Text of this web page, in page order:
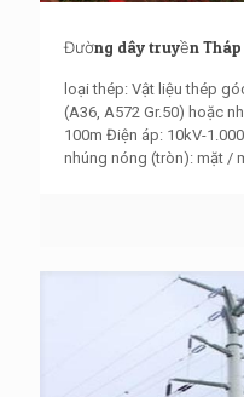
Đường dây truyền
loại thép: Vật liệu thép
(A36, A572 Gr.50) hoặc
100m Điện áp: 10kV-
nhúng nóng (tròn): mặt /